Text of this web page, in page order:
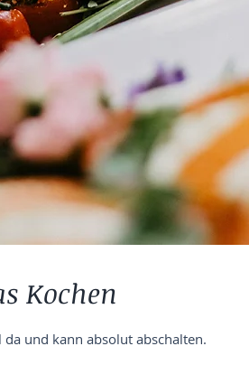
Kochen
und kann absolut abschalten.